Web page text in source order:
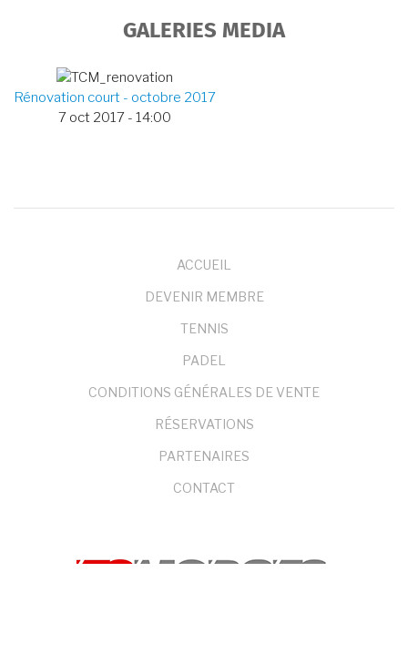
GALERIES MEDIA
Rénovation court - octobre 2017
7 oct 2017 - 14:00
ACCUEIL
DEVENIR MEMBRE
TENNIS
PADEL
CONDITIONS GÉNÉRALES DE VENTE
RÉSERVATIONS
PARTENAIRES
CONTACT